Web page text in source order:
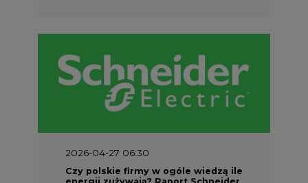
2026-04-27 06:30
Czy polskie firmy w ogóle wiedzą ile
energii zużywają? Raport Schneider